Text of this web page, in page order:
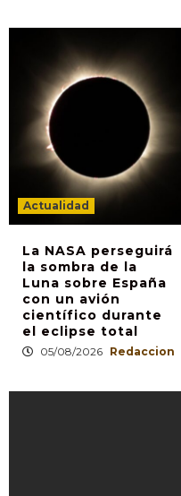
Actualidad
La NASA perseguirá
la sombra de la
Luna sobre España
con un avión
científico durante
el eclipse total
05/08/2026 Redaccion